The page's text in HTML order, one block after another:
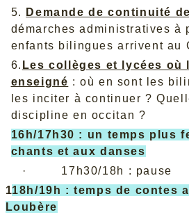
5.
Demande de continuité
démarches administratives à
enfants bilingues arrivent au
6. Les collèges et lycées où
enseigné : où en sont les
les inciter à continuer ?
discipline en occitan ?
16h/17h30 : un temps plus
chants et aux danses
· 17h30/18h : pause
118h/19h : temps de contes
Loubère